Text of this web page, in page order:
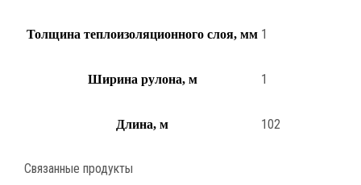
Толщина теплоизоляционного слоя, мм 1
Ширина рулона, м 1
Длина, м 102
Связанные продукты